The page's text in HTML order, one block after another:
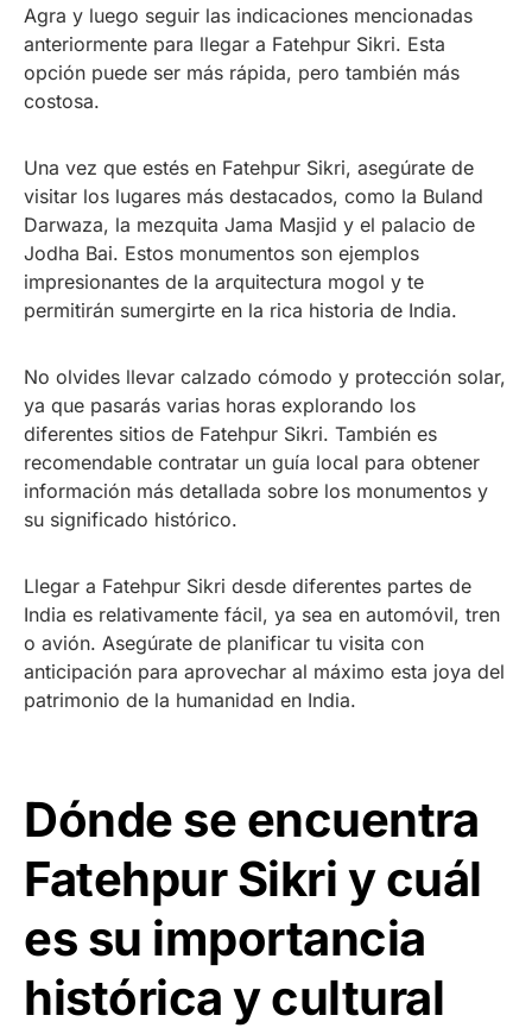
Agra y luego seguir las indicaciones mencionadas
anteriormente para llegar a Fatehpur Sikri. Esta
opción puede ser más rápida, pero también más
costosa.
Una vez que estés en Fatehpur Sikri, asegúrate de
visitar los lugares más destacados, como la Buland
Darwaza, la mezquita Jama Masjid y el palacio de
Jodha Bai. Estos monumentos son ejemplos
impresionantes de la arquitectura mogol y te
permitirán sumergirte en la rica historia de India.
No olvides llevar calzado cómodo y protección solar,
ya que pasarás varias horas explorando los
diferentes sitios de Fatehpur Sikri. También es
recomendable contratar un guía local para obtener
información más detallada sobre los monumentos y
su significado histórico.
Llegar a Fatehpur Sikri desde diferentes partes de
India es relativamente fácil, ya sea en automóvil, tren
o avión. Asegúrate de planificar tu visita con
anticipación para aprovechar al máximo esta joya del
patrimonio de la humanidad en India.
Dónde se encuentra
Fatehpur Sikri y cuál
es su importancia
histórica y cultural